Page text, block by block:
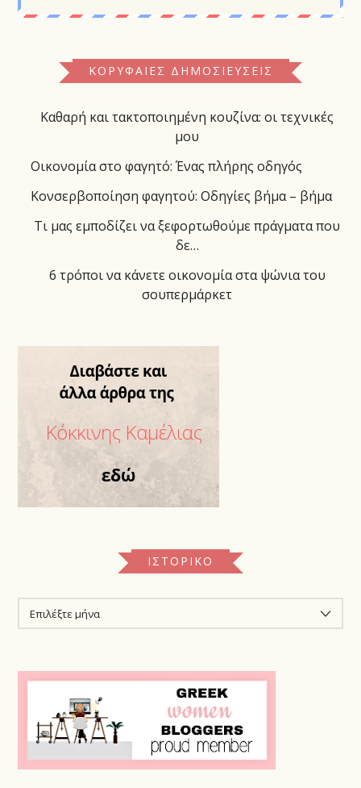
ΚΟΡΥΦΑΊΕΣ ΔΗΜΟΣΙΕΎΣΕΙΣ
Καθαρή και τακτοποιημένη κουζίνα: οι τεχνικές
μου
Οικονομία στο φαγητό: Ένας πλήρης οδηγός
Κονσερβοποίηση φαγητού: Οδηγίες βήμα – βήμα
Τι μας εμποδίζει να ξεφορτωθούμε πράγματα που
δε…
6 τρόποι να κάνετε οικονομία στα ψώνια του
σουπερμάρκετ
ΙΣΤΟΡΙΚΌ